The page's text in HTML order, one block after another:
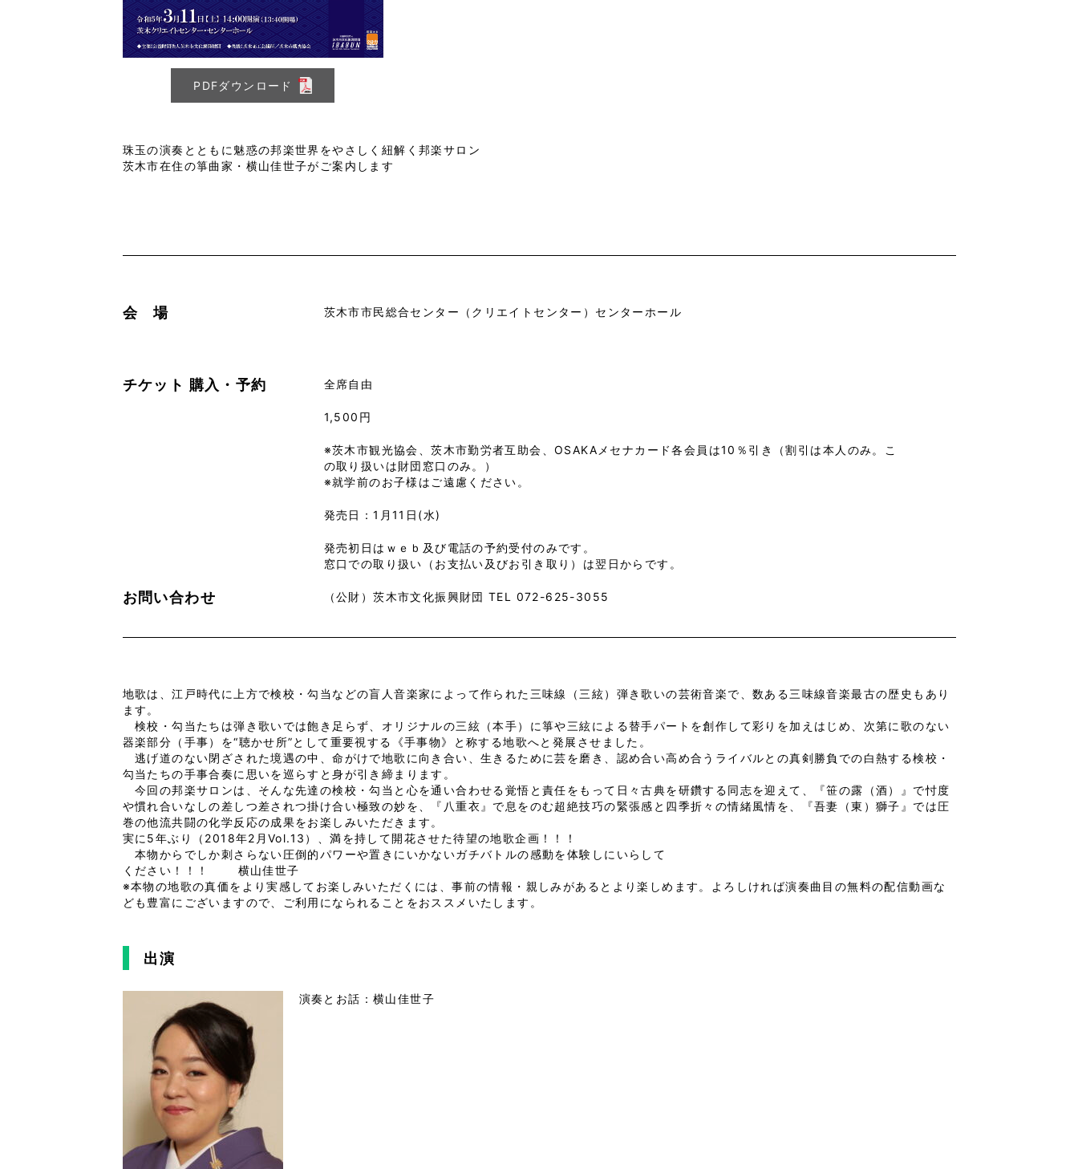
PDFダウンロード
珠玉の演奏とともに魅惑の邦楽世界をやさしく紐解く邦楽サロン
茨木市在住の箏曲家・横山佳世子がご案内します
会 場 茨木市市民総合センター（クリエイトセンター）センターホール
チケット 購入・予約 全席自由
1,500円
※茨木市観光協会、茨木市勤労者互助会、OSAKAメセナカード各会員は10％引き（割引は本人のみ。こ
の取り扱いは財団窓口のみ。）
※就学前のお子様はご遠慮ください。
発売日：1月11日(水)
発売初日はｗｅｂ及び電話の予約受付のみです。
窓口での取り扱い（お支払い及びお引き取り）は翌日からです。
お問い合わせ （公財）茨木市文化振興財団 TEL 072-625-3055
地歌は、江戸時代に上方で検校・勾当などの盲人音楽家によって作られた三味線（三絃）弾き歌いの芸術音楽で、数ある三味線音楽最古の歴史もあり
ます。
検校・勾当たちは弾き歌いでは飽き足らず、オリジナルの三絃（本手）に箏や三絃による替手パートを創作して彩りを加えはじめ、次第に歌のない
器楽部分（手事）を“聴かせ所”として重要視する《手事物》と称する地歌へと発展させました。
逃げ道のない閉ざされた境遇の中、命がけで地歌に向き合い、生きるために芸を磨き、認め合い高め合うライバルとの真剣勝負での白熱する検校・
勾当たちの手事合奏に思いを巡らすと身が引き締まります。
今回の邦楽サロンは、そんな先達の検校・勾当と心を通い合わせる覚悟と責任をもって日々古典を研鑽する同志を迎えて、『笹の露（酒）』で忖度
や慣れ合いなしの差しつ差されつ掛け合い極致の妙を、『八重衣』で息をのむ超絶技巧の緊張感と四季折々の情緒風情を、『吾妻（東）獅子』では圧
巻の他流共闘の化学反応の成果をお楽しみいただきます。
実に5年ぶり（2018年2月Vol.13）、満を持して開花させた待望の地歌企画！！！
本物からでしか刺さらない圧倒的パワーや置きにいかないガチバトルの感動を体験しにいらして
ください！！！ 横山佳世子
※本物の地歌の真価をより実感してお楽しみいただくには、事前の情報・親しみがあるとより楽しめます。よろしければ演奏曲目の無料の配信動画な
ども豊富にございますので、ご利用になられることをおススメいたします。
出演
演奏とお話：横山佳世子